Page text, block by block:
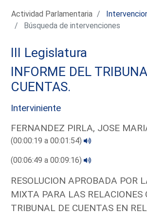
Actividad Parlamentaria
Búsqueda de intervenciones
III Legislatura
INFORME DEL
CUENTAS.
Interviniente
FERNANDEZ PIRLA, JOSE
(00:00:19 a 00:01:54)
(00:06:49 a 00:09:16)
RESOLUCION APROBADA POR
MIXTA PARA LAS RELACIONES
TRIBUNAL DE CUENTAS EN